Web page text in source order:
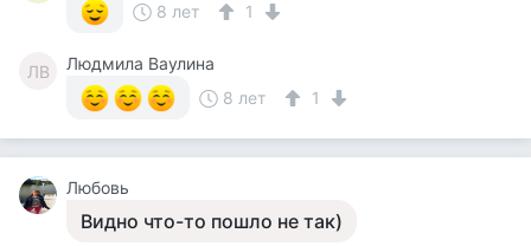
8 лет
1
ЛВ
Людмила Ваулина
8 лет
1
Любовь
Видно что-то пошло не так)